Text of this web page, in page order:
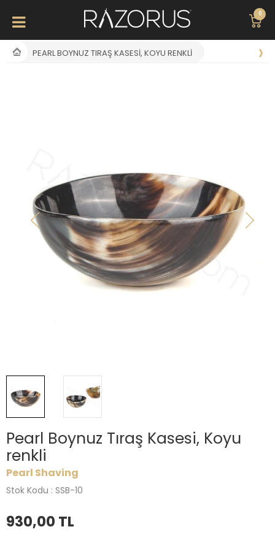
0
PEARL BOYNUZ TIRAŞ KASESI, KOYU RENKLI
Pearl Boynuz Tıraş Kasesi, Koyu
renkli
Pearl Shaving
Stok Kodu : SSB-10
930,00 TL